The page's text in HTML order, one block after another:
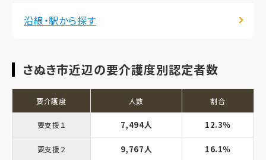
沿線・駅から探す
さぬき市近辺の要介護度別認定者数
要介護度 人数 割合
要支援１ 7,494人 12.3％
要支援２ 9,767人 16.1％